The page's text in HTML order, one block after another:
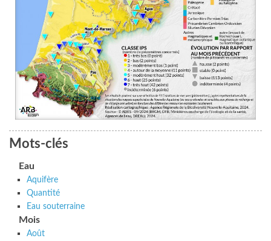
Mots-clés
Eau
Aquifère
Quantité
Eau souterraine
Mois
Août